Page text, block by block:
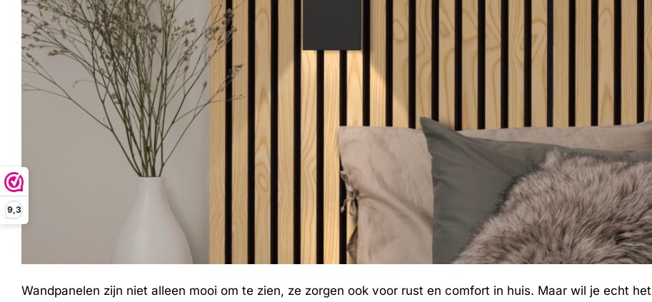
9,3
Wandpanelen zijn niet alleen mooi om te zien, ze zorgen ook voor rust en comfort in huis. Maar wil je echt het